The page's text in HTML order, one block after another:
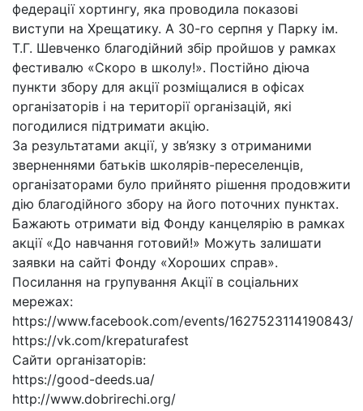
федерації хортингу, яка проводила показові
виступи на Хрещатику. А 30-го серпня у Парку ім.
Т.Г. Шевченко благодійний збір пройшов у рамках
фестивалю «Скоро в школу!». Постійно діюча
пункти збору для акції розміщалися в офісах
організаторів і на території організацій, які
погодилися підтримати акцію.
За результатами акції, у зв’язку з отриманими
зверненнями батьків школярів-переселенців,
організаторами було прийнято рішення продовжити
дію благодійного збору на його поточних пунктах.
Бажають отримати від Фонду канцелярію в рамках
акції «До навчання готовий!» Можуть залишати
заявки на сайті Фонду «Хороших справ».
Посилання на групування Акції в соціальних
мережах:
https://www.facebook.com/events/1627523114190843/
https://vk.com/krepaturafest
Сайти організаторів:
https://good-deeds.ua/
http://www.dobrirechi.org/